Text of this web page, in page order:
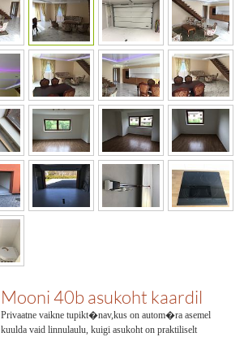
Mooni 40b asukoht kaardil
Privaatne vaikne tupikt�nav,kus on autom�ra asemel
kuulda vaid linnulaulu, kuigi asukoht on praktiliselt